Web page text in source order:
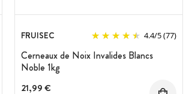
FRUISEC 4.4/5(77)
Cerneaux de Noix Invalides Blancs
Noble 1kg
21,99 €